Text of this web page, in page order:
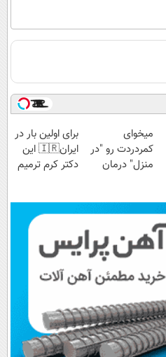
میخوای
کمردردت رو "در
منزل" درمان
برای اولین بار در
ایران🇮🇷 این
دکتر کرم ترمیم